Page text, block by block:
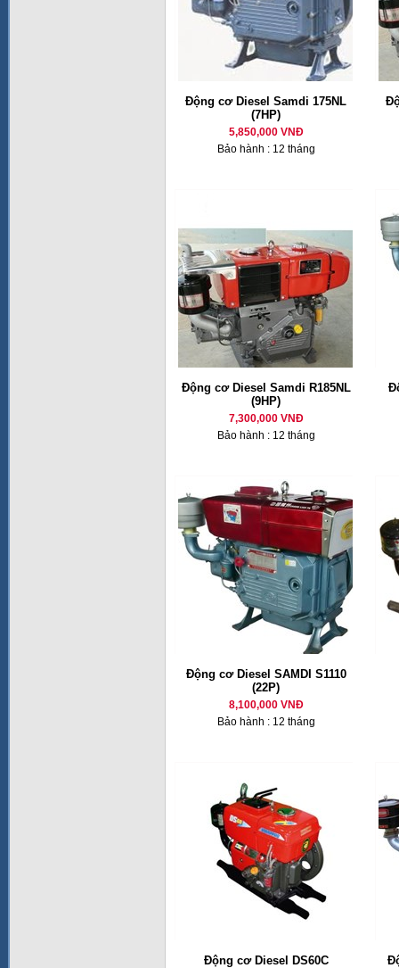
Động cơ Diesel Samdi 175NL
(7HP)
5,850,000 VNĐ
Bảo hành : 12 tháng
Động cơ Diesel Samdi R185NL
(9HP)
7,300,000 VNĐ
Bảo hành : 12 tháng
Động cơ Diesel SAMDI S1110
(22P)
8,100,000 VNĐ
Bảo hành : 12 tháng
Động cơ Diesel DS60C